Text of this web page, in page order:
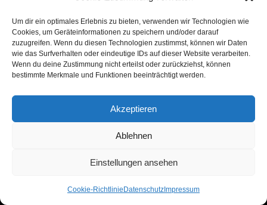
Um dir ein optimales Erlebnis zu bieten, verwenden wir Technologien wie
Cookies, um Geräteinformationen zu speichern und/oder darauf
zuzugreifen. Wenn du diesen Technologien zustimmst, können wir Daten
wie das Surfverhalten oder eindeutige IDs auf dieser Website verarbeiten.
Wenn du deine Zustimmung nicht erteilst oder zurückziehst, können
bestimmte Merkmale und Funktionen beeinträchtigt werden.
Akzeptieren
Ablehnen
Einstellungen ansehen
Cookie-Richtlinie Datenschutz Impressum
Null Positiv Shop
AGB Impressum